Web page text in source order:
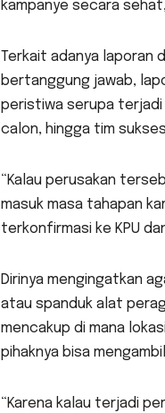
kampanye secara
Terkait adanya laporan
bertanggung jawab,
peristiwa serupa terjadi
calon, hingga tim
“Kalau perusakan
masuk masa tahapan
terkonfirmasi ke KPU
Dirinya mengingatkan
atau spanduk alat
mencakup di mana
pihaknya bisa
“Karena kalau terjadi